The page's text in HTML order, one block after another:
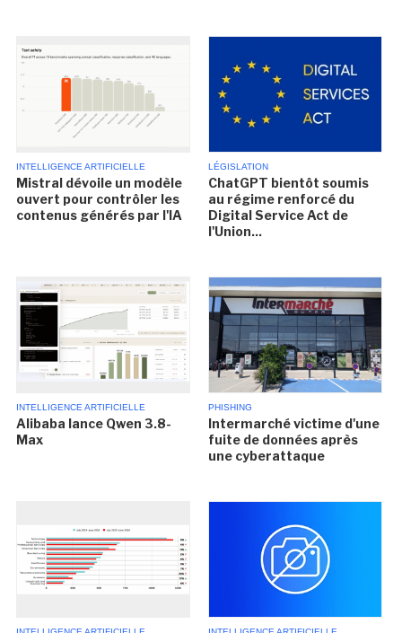
INTELLIGENCE ARTIFICIELLE
Mistral dévoile un modèle
ouvert pour contrôler les
contenus générés par l'IA
LÉGISLATION
ChatGPT bientôt soumis
au régime renforcé du
Digital Service Act de
l'Union...
INTELLIGENCE ARTIFICIELLE
Alibaba lance Qwen 3.8-
Max
PHISHING
Intermarché victime d'une
fuite de données après
une cyberattaque